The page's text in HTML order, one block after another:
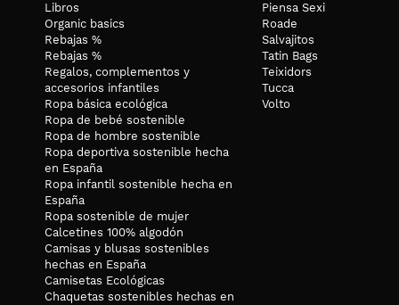
Libros
Organic basics
Rebajas %
Rebajas %
Regalos, complementos y
accesorios infantiles
Ropa básica ecológica
Ropa de bebé sostenible
Ropa de hombre sostenible
Ropa deportiva sostenible hecha
en España
Ropa infantil sostenible hecha en
España
Ropa sostenible de mujer
Calcetines 100% algodón
Camisas y blusas sostenibles
hechas en España
Camisetas Ecológicas
Chaquetas sostenibles hechas en
Piensa Sexi
Roade
Salvajitos
Tatin Bags
Teixidors
Tucca
Volto